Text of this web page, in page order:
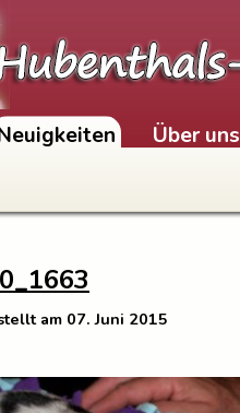
Über uns
am 07. Juni 2015